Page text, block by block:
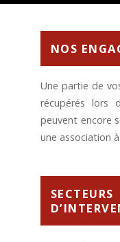
NOS
Une partie de
récupérés lors
peuvent encore
une association
SECTEURS